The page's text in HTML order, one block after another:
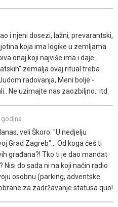
i njeni dosezi, lažni, prevarantski,
koja ima logike u zemljama
onaj koji najviše ima i daje.
zemalja ovaj ritual treba
radovanja, Meni bolje -
Ne uzimajte nas zaozbiljno.. itd.
godina
veli Škoro: "U nedjelju
Grad Zagreb"... Od koga ćeš ti
građana?! Tko ti je dao mandat
do sada ni na koji način radio
osobnu (parking, adventske
za zadržavanje statusa quo!